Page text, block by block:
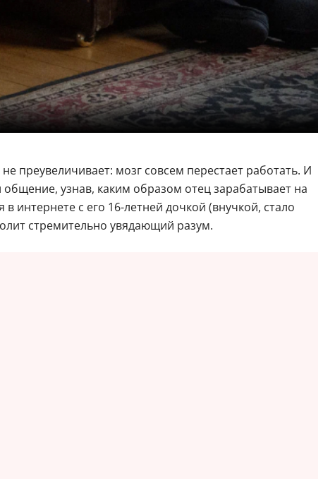
преувеличивает: мозг совсем перестает работать. И
узнав, каким образом отец зарабатывает на
интернете с его 16-летней дочкой (внучкой, стало
стремительно увядающий разум.